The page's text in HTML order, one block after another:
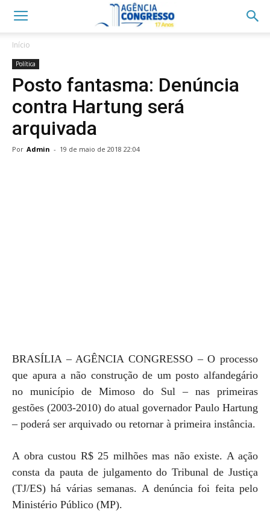
Início
Política
Posto fantasma: Denúncia
contra Hartung será
arquivada
Por Admin - 19 de maio de 2018 22:04
BRASÍLIA – AGÊNCIA CONGRESSO – O processo
que apura a não construção de um posto alfandegário
no município de Mimoso do Sul – nas primeiras
gestões (2003-2010) do atual governador Paulo Hartung
– poderá ser arquivado ou retornar à primeira instância.
A obra custou R$ 25 milhões mas não existe. A ação
consta da pauta de julgamento do Tribunal de Justiça
(TJ/ES) há várias semanas. A denúncia foi feita pelo
Ministério Público (MP).